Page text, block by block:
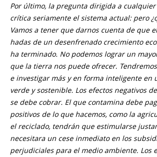
Por último, la pregunta dirigida a
crítica seriamente el sistema actual: pero
Vamos a tener que darnos cuenta de que
hadas de un desenfrenado crecimiento
ha terminado. No podemos lograr un
que la tierra nos puede ofrecer.
e investigar más y en forma inteligente en
verde y sostenible. Los efectos negativos
se debe cobrar. El que contamina debe
positivos de lo que hacemos, como la
el reciclado, tendrán que estimularse
necesitara un cese inmediato en los
perjudiciales para el medio ambiente. Los